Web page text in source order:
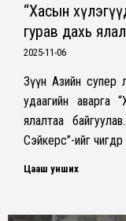
“Хасын
гурав дахь
2025-11-06
Зүүн Азийн супер
удаагийн аварга
ялалтаа
Сэйкерс”-ийг
Цааш унших